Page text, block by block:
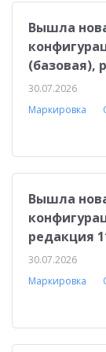
Вышла
(базовая),
30.07.2026
Маркировка
Вышла
редакция
30.07.2026
Маркировка